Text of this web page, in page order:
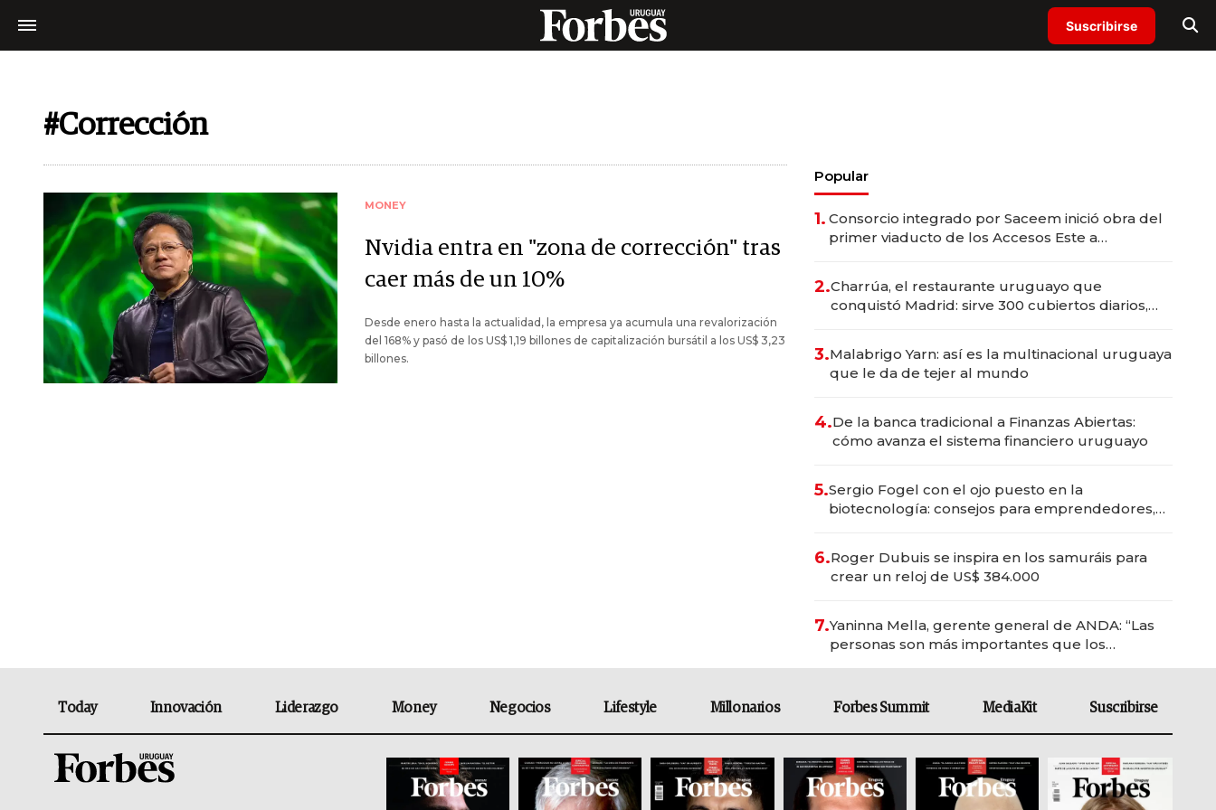
Suscribirse
#Corrección
MONEY
Nvidia entra en "zona de corrección" tras
caer más de un 10%
Desde enero hasta la actualidad, la empresa ya acumula una revalorización
del 168% y pasó de los US$ 1,19 billones de capitalización bursátil a los US$ 3,23
billones.
Popular
1. Consorcio integrado por Saceem inició obra del
primer viaducto de los Accesos Este a
2.Charrúa, el restaurante uruguayo que
conquistó Madrid: sirve 300 cubiertos diarios,
3.Malabrigo Yarn: así es la multinacional uruguaya
que le da de tejer al mundo
4.De la banca tradicional a Finanzas Abiertas:
cómo avanza el sistema financiero uruguayo
5.Sergio Fogel con el ojo puesto en la
biotecnología: consejos para emprendedores,
6.Roger Dubuis se inspira en los samuráis para
crear un reloj de US$ 384.000
7.Yaninna Mella, gerente general de ANDA: “Las
personas son más importantes que los
Today Innovación Liderazgo Money Negocios Lifestyle Millonarios Forbes Summit MediaKit Suscribirse